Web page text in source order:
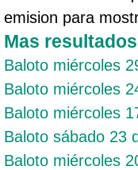
emision para
Mas resultados
Baloto miércoles
Baloto miércoles
Baloto miércoles
Baloto sábado 23
Baloto miércoles